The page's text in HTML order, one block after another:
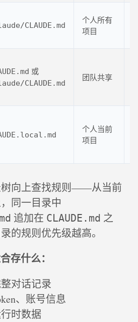
CLAUDE.md
个人所有
项目
或
CLAUDE.md
团队共享
个人当前
项目
树向上查找规则——从当前
同一目录中
追加在 CLAUDE.md 之
的规则优先级越高。
存什么：
对话记录
、账号信息
时数据